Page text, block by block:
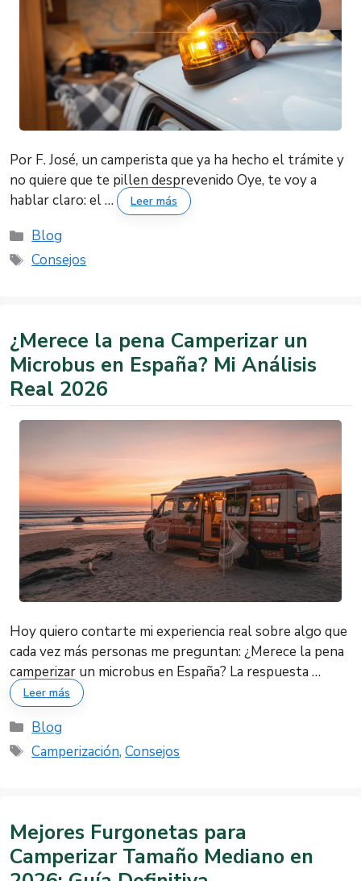
Por F. José, un camperista que ya ha hecho el trámite y
no quiere que te pillen desprevenido Oye, te voy a
hablar claro: el …
Leer más
Categorías
Blog
Etiquetas
Consejos
¿Merece la pena Camperizar un
Microbus en España? Mi Análisis
Real 2026
Hoy quiero contarte mi experiencia real sobre algo que
cada vez más personas me preguntan: ¿Merece la pena
camperizar un microbus en España? La respuesta …
Leer más
Categorías
Blog
Etiquetas
Camperización,Consejos
Mejores Furgonetas para
Camperizar Tamaño Mediano en